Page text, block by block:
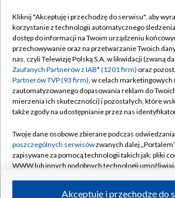
TVP
Abonament TVP
Emisja w TVP
Centrum informacji TVP
Naziemna Telewizja Cyfrowa
Rada Programowa
System NOS
Informacje o nadawcy
Regulamin TVP
Polityka
Moje zgody
Pomoc
Kontakt
Kanały
Kliknij "Akceptuję i przechodzę do serwisu", aby
korzystanie z technologii automatycznego
dostęp do informacji na Twoim urządzeniu
przechowywanie oraz na przetwarzanie Twoich
nas, czyli Telewizję Polską S.A. w likwidacji (zwaną
Zaufanych Partnerów z IAB* (1201 firm) oraz
Partnerów TVP (93 firm), w celach marketingowych
zautomatyzowanego dopasowania reklam do
mierzenia ich skuteczności) i pozostałych, które
także zgody na udostępnianie przez nas
Twoje dane osobowe zbierane podczas
poszczególnych serwisówzwanych dalej
zapisywane za pomocą technologii takich jak: pliki
WWW lub innych podobnych technologii
Akceptuję i przechodzę do